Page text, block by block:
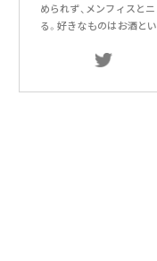
められず、メンフィスと
る。好きなものはお酒とい